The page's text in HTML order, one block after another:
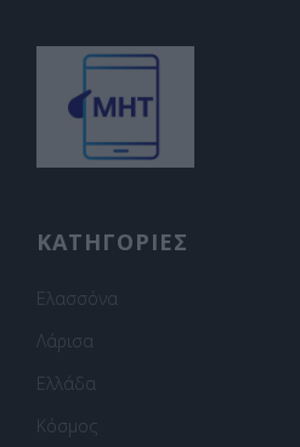
ΚΑΤΗΓΟΡΙΕΣ
Ελασσόνα
Λάρισα
Ελλάδα
Κόσμος